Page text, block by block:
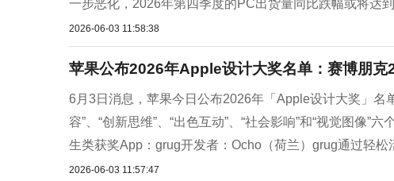
一步恶化，2026年第四季度的PC出货量同比跌幅或将达
2026-06-03 11:58:38
苹果公布2026年Apple设计大奖名单：赛博朋克
6月3日消息，苹果今日公布2026年「Apple设计大奖」名
容”、“创新思维”、“出色互动”、“社会影响”和“视觉图像
生类获奖App：grug开发者：Ocho（荷兰）grug通过轻松
2026-06-03 11:57:47